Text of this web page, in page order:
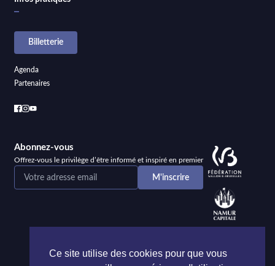
Billetterie
Agenda
Partenaires
Abonnez-vous
Offrez-vous le privilège d’être informé et inspiré en premier
Ce site utilise des cookies pour que vous